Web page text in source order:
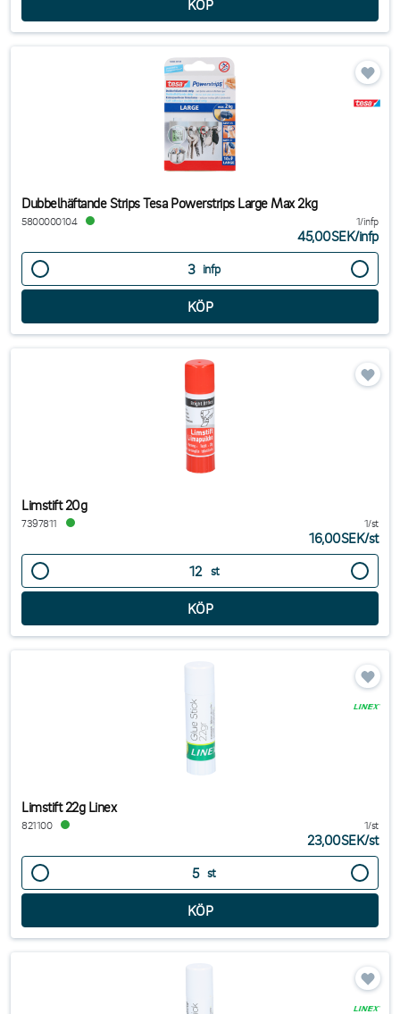
Dubbelhäftande Strips Tesa Powerstrips Large Max 2kg
5800000104 1/infp
45,00SEK/infp
infp
Limstift 20g
7397811 1/st
16,00SEK/st
st
Limstift 22g Linex
821100 1/st
23,00SEK/st
st